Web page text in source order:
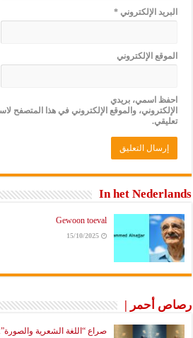
البريد الإلكتروني*
الموقع الإلكتروني
احفظ اسمي، بريدي
الإلكتروني، والموقع الإلكتروني في هذا المتصفح
تعليقي.
In het Nederlands
Gewoon toeval
15/10/2025
رصاص أحمر |
صراع “اللغة الشعرية